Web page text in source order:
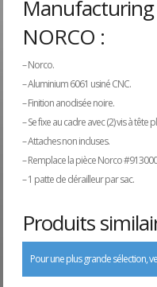
Manufacturing
NORCO :
– Norco.
– Aluminium 6061 usiné CNC.
– Finition anodisée noire.
– Se fixe au cadre avec (2) vis à tête
– Attaches non incluses.
– Remplace la pièce Norco
– 1 patte de dérailleur par sac.
Produits
Pour une plus grande sélection,